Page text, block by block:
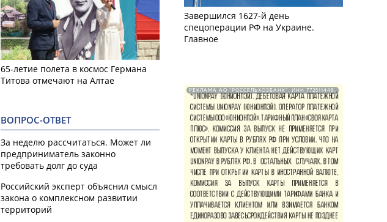
65-летие полета в космос Германа
Титова отмечают на Алтае
ВОПРОС-ОТВЕТ
За неделю рассчитаться. Может ли
предприниматель законно
требовать долг до суда
Российский эксперт объяснил смысл
закона о комплексном развитии
территорий
Завершился 1627-й день
спецоперации РФ на Украине.
Главное
РЕКЛАМА АО "РОССЕЛЬХОЗБАНК". ИНН 772511448.